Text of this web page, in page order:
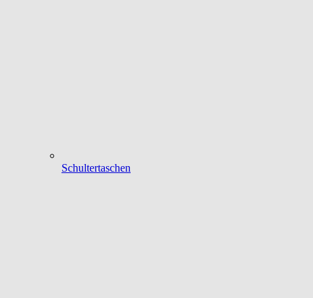
Schultertaschen